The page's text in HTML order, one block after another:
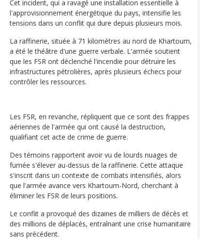
Cet incident, qui a ravagé une installation essentielle à
l'approvisionnement énergétique du pays, intensifie les
tensions dans un conflit qui dure depuis plusieurs mois.
La raffinerie, située à 71 kilomètres au nord de Khartoum,
a été le théâtre d'une guerre verbale. L'armée soutient
que les FSR ont déclenché l'incendie pour détruire les
infrastructures pétrolières, après plusieurs échecs pour
contrôler les ressources.
Les FSR, en revanche, répliquent que ce sont des frappes
aériennes de l'armée qui ont causé la destruction,
qualifiant cet acte de crime de guerre.
Des témoins rapportent avoir vu de lourds nuages de
fumée s'élever au-dessus de la raffinerie. Cette attaque
s'inscrit dans un contexte de combats intensifiés, alors
que l'armée avance vers Khartoum-Nord, cherchant à
éliminer les FSR de leurs positions.
Le conflit a provoqué des dizaines de milliers de décès et
des millions de déplacés, entraînant une crise humanitaire
sans précédent.